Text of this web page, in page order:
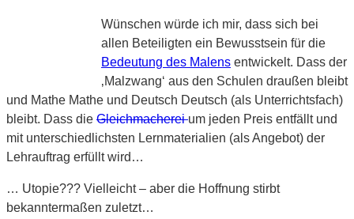
Wünschen würde ich mir, dass sich bei
allen Beteiligten ein Bewusstsein für die
Bedeutung des Malens entwickelt. Dass der
‚Malzwang‘ aus den Schulen draußen bleibt
und Mathe Mathe und Deutsch Deutsch (als Unterrichtsfach)
bleibt. Dass die Gleichmachereium jeden Preis entfällt und
mit unterschiedlichsten Lernmaterialien (als Angebot) der
Lehrauftrag erfüllt wird…
… Utopie??? Vielleicht – aber die Hoffnung stirbt
bekanntermaßen zuletzt…